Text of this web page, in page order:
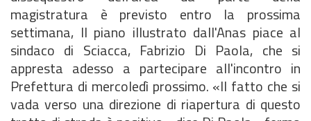
magistratura è previsto entro la prossima
settimana, Il piano illustrato dall'Anas piace al
sindaco di Sciacca, Fabrizio Di Paola, che si
appresta adesso a partecipare all'incontro in
Prefettura di mercoledì prossimo. «Il fatto che si
vada verso una direzione di riapertura di questo